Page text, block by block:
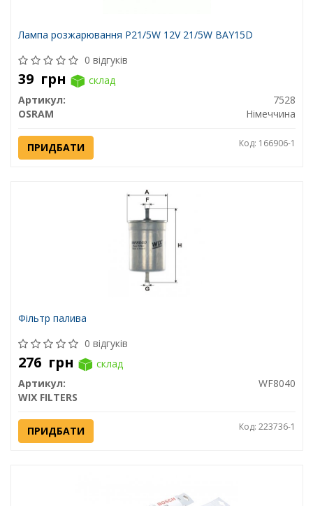
Лампа розжарювання P21/5W 12V 21/5W BAY15D
0 відгуків
39 грн
склад
Артикул:
7528
OSRAM
Німеччина
ПРИДБАТИ Код: 166906-1
Фільтр палива
0 відгуків
276 грн
склад
Артикул:
WF8040
WIX FILTERS
ПРИДБАТИ Код: 223736-1